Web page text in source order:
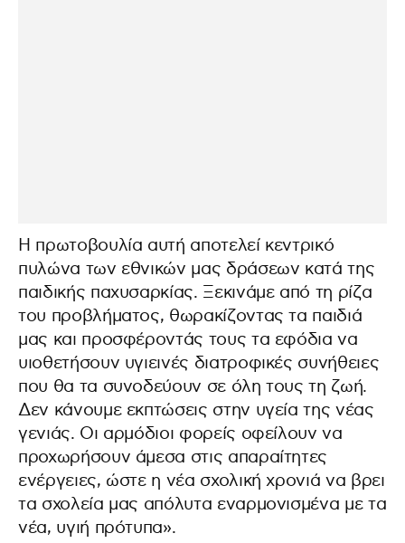
Η πρωτοβουλία αυτή αποτελεί κεντρικό
πυλώνα των εθνικών μας δράσεων κατά της
παιδικής παχυσαρκίας. Ξεκινάμε από τη ρίζα
του προβλήματος, θωρακίζοντας τα παιδιά
μας και προσφέροντάς τους τα εφόδια να
υιοθετήσουν υγιεινές διατροφικές συνήθειες
που θα τα συνοδεύουν σε όλη τους τη ζωή.
Δεν κάνουμε εκπτώσεις στην υγεία της νέας
γενιάς. Οι αρμόδιοι φορείς οφείλουν να
προχωρήσουν άμεσα στις απαραίτητες
ενέργειες, ώστε η νέα σχολική χρονιά να βρει
τα σχολεία μας απόλυτα εναρμονισμένα με τα
νέα, υγιή πρότυπα».